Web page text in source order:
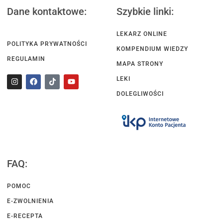
Dane kontaktowe:
POLITYKA PRYWATNOŚCI
REGULAMIN
Szybkie linki:
LEKARZ ONLINE
KOMPENDIUM WIEDZY
MAPA STRONY
LEKI
DOLEGLIWOŚCI
FAQ:
POMOC
E-ZWOLNIENIA
E-RECEPTA